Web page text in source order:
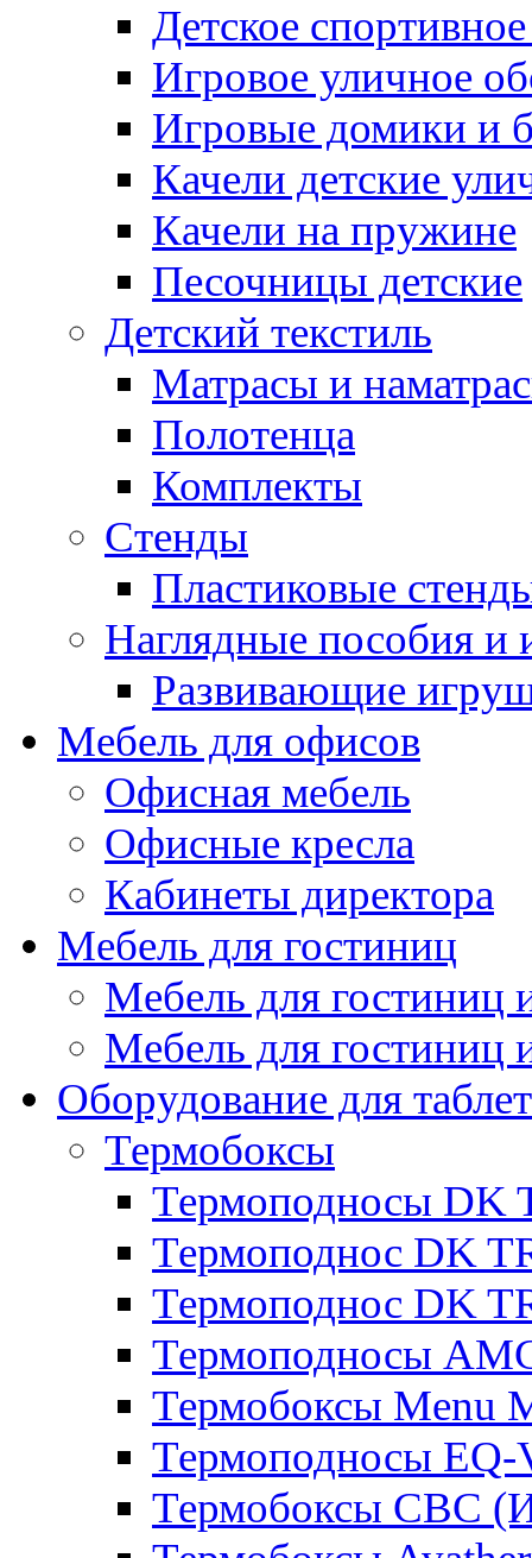
Детское
Игровое уличное
Игровые домики и
Качели детские
Качели на пружине
Песочницы детские
Детский текстиль
Матрасы и
Полотенца
Комплекты
Стенды
Пластиковые
Наглядные пособия и
Развивающие
Мебель для офисов
Офисная мебель
Офисные кресла
Кабинеты директора
Мебель для гостиниц
Мебель для
Мебель для гостиниц
Оборудование для
Термобоксы
Термоподносы DK
Термоподнос DK
Термоподнос DK
Термоподносы
Термобоксы Menu
Термоподносы EQ-
Термобоксы CBC